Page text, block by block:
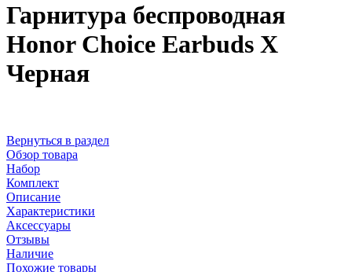
Гарнитура беспроводная
Honor Choice Earbuds X
Черная
Вернуться в раздел
Обзор товара
Набор
Комплект
Описание
Характеристики
Аксессуары
Отзывы
Наличие
Похожие товары